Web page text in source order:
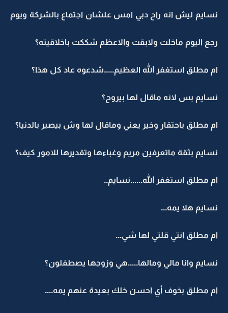
نسايم ليش انه راح دبي امس علشان اجتماع بالشركة ويوم
رجع اليوم ماخلت ولابقت والاعظم شككت باخلاقيته؟
ام مطلق استغفر الله العظيم.....شدعوه عاد كل هذا؟
نسايم بس لانه ماقال لها بيروح؟
ام مطلق باحتقار وخير يعني وماقال لها وش بيصير بالدنيا؟
نسايم بثقة ماتعرفين مريم وغباءها وتقديرها للامور كيف؟
ام مطلق استغفر الله......نسايم..
نسايم هلا يمه...
ام مطلق انتي قلتي لها شي...
نسايم وانا مالي ومالها.....هي وزوجها يصطفلون؟
ام مطلق بخوف أي احسن خلك بعيدة عنهم يمه....